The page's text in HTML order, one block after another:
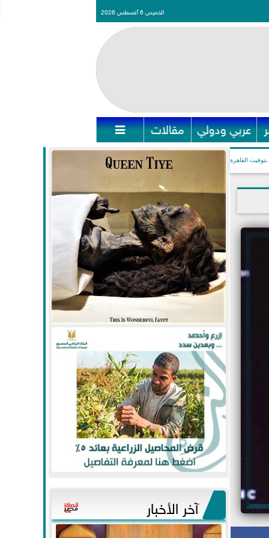
الخميس 6 أغسطس 2026
عربي ودولي مقالات 
بتوقيت القاهرة
آخر الأخبار